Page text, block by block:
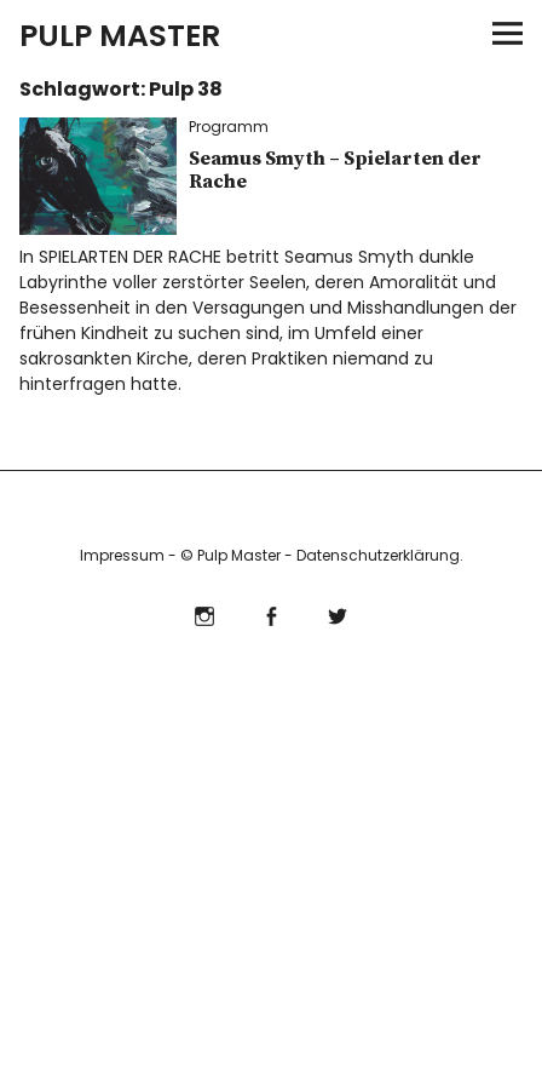
PULP MASTER
Programm
Verlag
Merch
News
Info
Schlagwort:Pulp 38
Programm
Seamus Smyth – Spielarten der
Rache
In SPIELARTEN DER RACHE betritt Seamus Smyth dunkle
Labyrinthe voller zerstörter Seelen, deren Amoralität und
Besessenheit in den Versagungen und Misshandlungen der
frühen Kindheit zu suchen sind, im Umfeld einer
sakrosankten Kirche, deren Praktiken niemand zu
hinterfragen hatte.
Impressum - © Pulp Master - Datenschutzerklärung